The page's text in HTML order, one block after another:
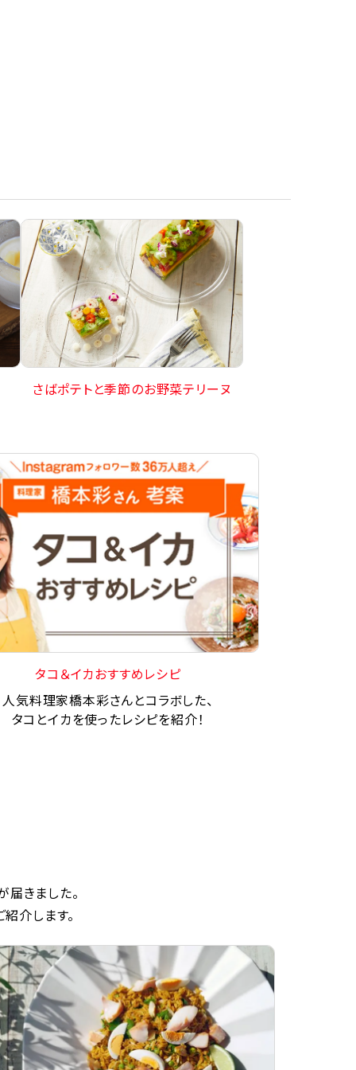
さばポテトと季節のお野菜テリーヌ
タコ＆イカおすすめレシピ
人気料理家橋本彩さんとコラボした、
タコとイカを使ったレシピを紹介！
きました。
介します。